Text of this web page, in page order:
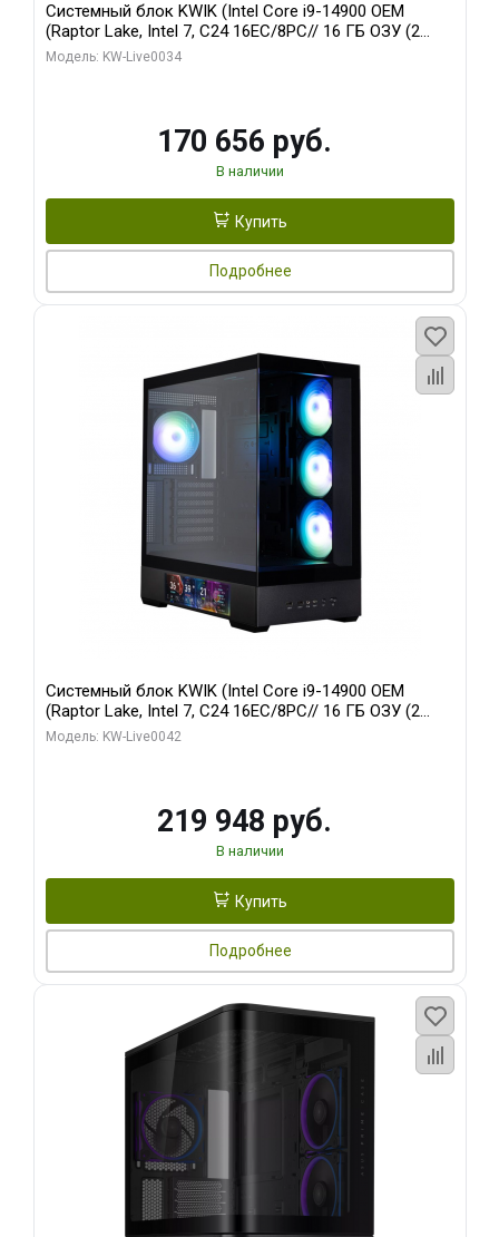
Системный блок KWIK (Intel Core i9-14900 OEM
(Raptor Lake, Intel 7, C24 16EC/8PC// 16 ГБ ОЗУ (2
модуля)/ MSI RTX5060Ti VENTUS 2X PLUS 16GB
Модель: KW-Live0034
170 656 руб.
В наличии
Купить
Подробнее
Системный блок KWIK (Intel Core i9-14900 OEM
(Raptor Lake, Intel 7, C24 16EC/8PC// 16 ГБ ОЗУ (2
модуля)/ Gigabyte RTX5070Ti EAGLE OC ICE SFF 16GB
Модель: KW-Live0042
219 948 руб.
В наличии
Купить
Подробнее